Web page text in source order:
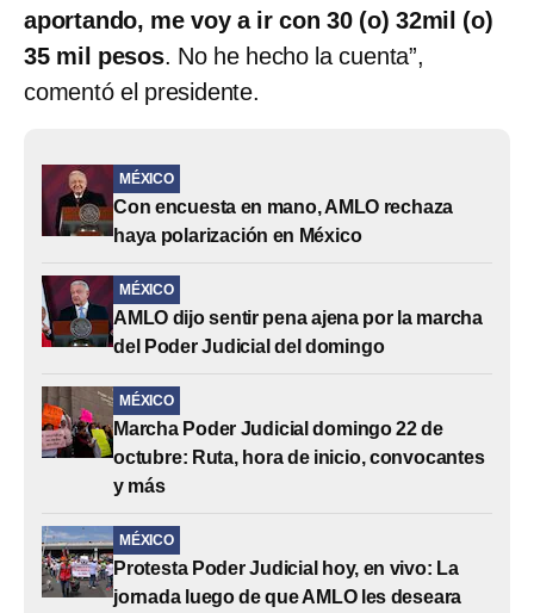
aportando, me voy a ir con 30 (o) 32mil (o)
35 mil pesos. No he hecho la cuenta”,
comentó el presidente.
MÉXICO
Con encuesta en mano, AMLO rechaza
haya polarización en México
MÉXICO
AMLO dijo sentir pena ajena por la marcha
del Poder Judicial del domingo
MÉXICO
Marcha Poder Judicial domingo 22 de
octubre: Ruta, hora de inicio, convocantes
y más
MÉXICO
Protesta Poder Judicial hoy, en vivo: La
jornada luego de que AMLO les deseara